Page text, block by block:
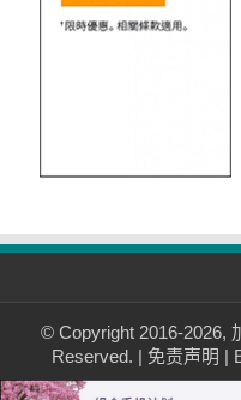
© Copyright 2016-2026,
Reserved. | 免责声明 |